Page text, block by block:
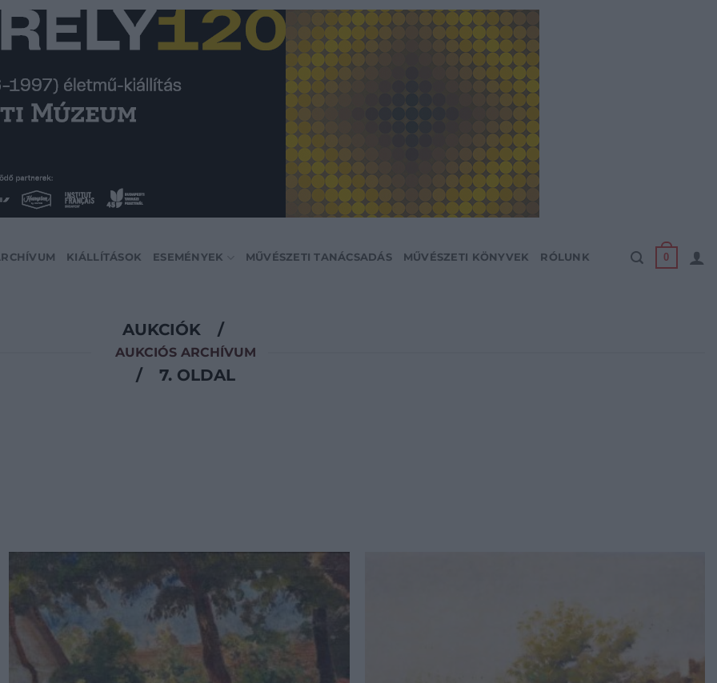
KIÁLLÍTÁSOK ESEMÉNYEK MŰVÉSZETI TANÁCSADÁS MŰVÉSZETI KÖNYVEK RÓLUNK 0
AUKCIÓK /
AUKCIÓS ARCHÍVUM
/ 7. OLDAL